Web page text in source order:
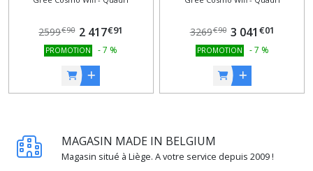
BTU + 12000 BTU / CLASSE
A++ / A+ / Alexa / Google
Home
2599€90 2 417€91
PROMOTION -7 %
+ 18000 BTU / CLASSE A++ /
A+ / Alexa / Google Home
3269€90 3 041 €01
PROMOTION - 7 %
MAGASIN MADE IN BELGIUM
Magasin situé à Liège. A votre service depuis 2009 !